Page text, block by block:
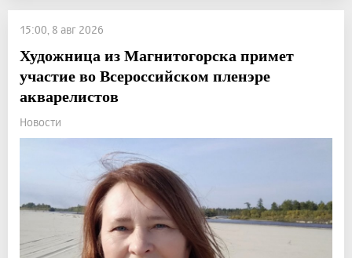
15:00, 8 авг 2026
Художница из Магнитогорска примет
участие во Всероссийском пленэре
акварелистов
Новости